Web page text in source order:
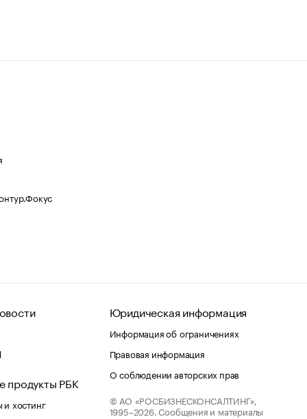
продукты РБК
хостинг
Юридическая информация
Информация об ограничениях
Правовая информация
О соблюдении авторских прав
© АО «РОСБИЗНЕСКОНСАЛТИНГ»,
1995–2026. Сообщения и материалы